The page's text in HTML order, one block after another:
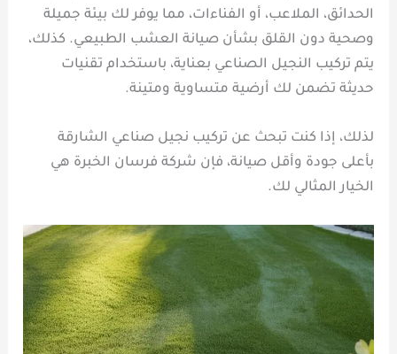
الحدائق، الملاعب، أو الفناءات، مما يوفر لك بيئة جميلة
وصحية دون القلق بشأن صيانة العشب الطبيعي. كذلك،
يتم تركيب النجيل الصناعي بعناية، باستخدام تقنيات
حديثة تضمن لك أرضية متساوية ومتينة.
لذلك، إذا كنت تبحث عن تركيب نجيل صناعي الشارقة
بأعلى جودة وأقل صيانة، فإن شركة فرسان الخبرة هي
الخيار المثالي لك.